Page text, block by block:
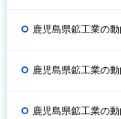
鹿児島県鉱工業の
鹿児島県鉱工業の
鹿児島県鉱工業の